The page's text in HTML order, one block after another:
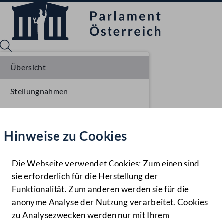
Hilfe
Benutzer
Navigationsmenü öffnen
MENÜ
Hinweise zu Cookies
Die Webseite verwendet Cookies: Zum einen sind
sie erforderlich für die Herstellung der
Funktionalität. Zum anderen werden sie für die
anonyme Analyse der Nutzung verarbeitet. Cookies
zu Analysezwecken werden nur mit Ihrem
Übersicht
Stellungnahmen
Einbringung NR
Ausschussberatungen NR
Plenarberatungen NR
Einlangen BR